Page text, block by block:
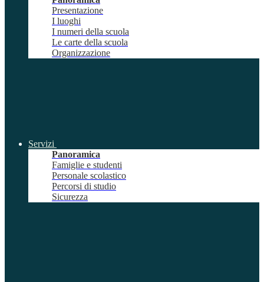
Presentazione
I luoghi
I numeri della scuola
Le carte della scuola
Organizzazione
Servizi
Panoramica
Famiglie e studenti
Personale scolastico
Percorsi di studio
Sicurezza